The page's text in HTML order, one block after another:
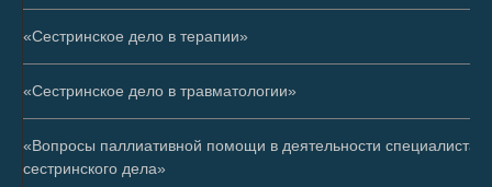
«Сестринское дело в терапии»
«Сестринское дело в травматологии»
«Вопросы паллиативной помощи в деятельности специалиста
сестринского дела»